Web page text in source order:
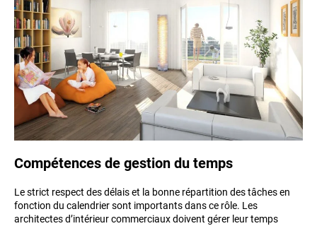
Compétences de gestion du temps
Le strict respect des délais et la bonne répartition des tâches en
fonction du calendrier sont importants dans ce rôle. Les
architectes d’intérieur commerciaux doivent gérer leur temps